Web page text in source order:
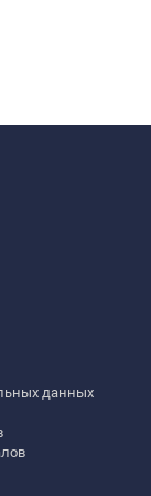
данных